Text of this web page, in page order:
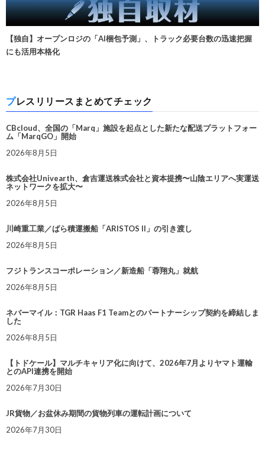
【独自】オープンロジの「AI梱包予測」、トラック必要台数の迅速把握
にも活用本格化
プレスリリースまとめてチェック
CBcloud、全国の「Marq」施設を起点とした新たな配送プラットフォー
ム「MarqGO」開始
2026年8月5日
株式会社Univearth、倉吉運送株式会社と資本提携〜山陰エリアへ実運送
ネットワークを拡大〜
2026年8月5日
川崎重工業／ばら積運搬船「ARISTOS II」の引き渡し
2026年8月5日
フジトランスコーポレーション／新造船「蓉翔丸」就航
2026年8月5日
ネバーマイル：TGR Haas F1 Teamとのパートナーシップ契約を締結しま
した
2026年8月5日
【トドケール】マルチキャリア化に向けて、2026年7月よりヤマト運輸
とのAPI連携を開始
2026年7月30日
JR貨物／お盆休み期間の貨物列車の運転計画について
2026年7月30日